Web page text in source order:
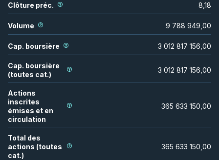
Clôture préc. 8,18
Volume 9 788 949,00
Cap. boursière 3 012 817 156,00
Cap. boursière
(toutes cat.)
3 012 817 156,00
Actions
inscrites
émises et en
circulation
365 633 150,00
Total des
actions (toutes
cat.)
365 633 150,00